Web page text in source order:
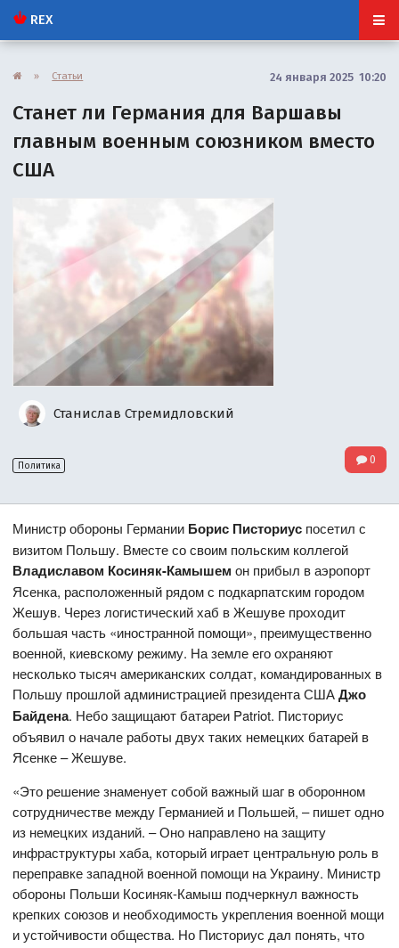
REX
» Статьи 24 января 2025 10:20
Станет ли Германия для Варшавы
главным военным союзником вместо
США
Станислав Стремидловский
Политика 0
Министр обороны Германии Борис Писториус посетил с
визитом Польшу. Вместе со своим польским коллегой
Владиславом Косиняк-Камышем он прибыл в аэропорт
Ясенка, расположенный рядом с подкарпатским городом
Жешув. Через логистический хаб в Жешуве проходит
большая часть «иностранной помощи», преимущественно
военной, киевскому режиму. На земле его охраняют
несколько тысяч американских солдат, командированных в
Польшу прошлой администрацией президента СШАДжо
Байдена. Небо защищают батареи Patriot. Писториус
объявил о начале работы двух таких немецких батарей в
Ясенке – Жешуве.
«Это решение знаменует собой важный шаг в оборонном
сотрудничестве между Германией и Польшей, – пишет одно
из немецких изданий. – Оно направлено на защиту
инфраструктуры хаба, который играет центральную роль в
переправке западной военной помощи на Украину. Министр
обороны Польши Косиняк-Камыш подчеркнул важность
крепких союзов и необходимость укрепления военной мощи
и устойчивости общества. Но Писториус дал понять, что